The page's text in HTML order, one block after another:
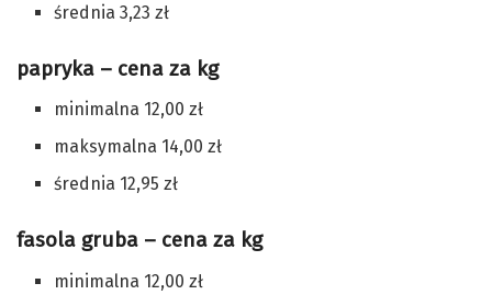
średnia 3,23 zł
papryka – cena za kg
minimalna 12,00 zł
maksymalna 14,00 zł
średnia 12,95 zł
fasola gruba – cena za kg
minimalna 12,00 zł